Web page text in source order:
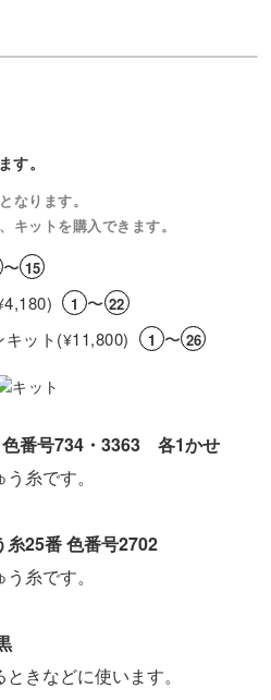
す。
なります。
キットを購入できます。
〜 15
4,180) 1 〜 22
キット(¥11,800) 1 〜 26
番号734・3363 各1かせ
糸です。
25番 色番号2702
糸です。
きなどに使います。